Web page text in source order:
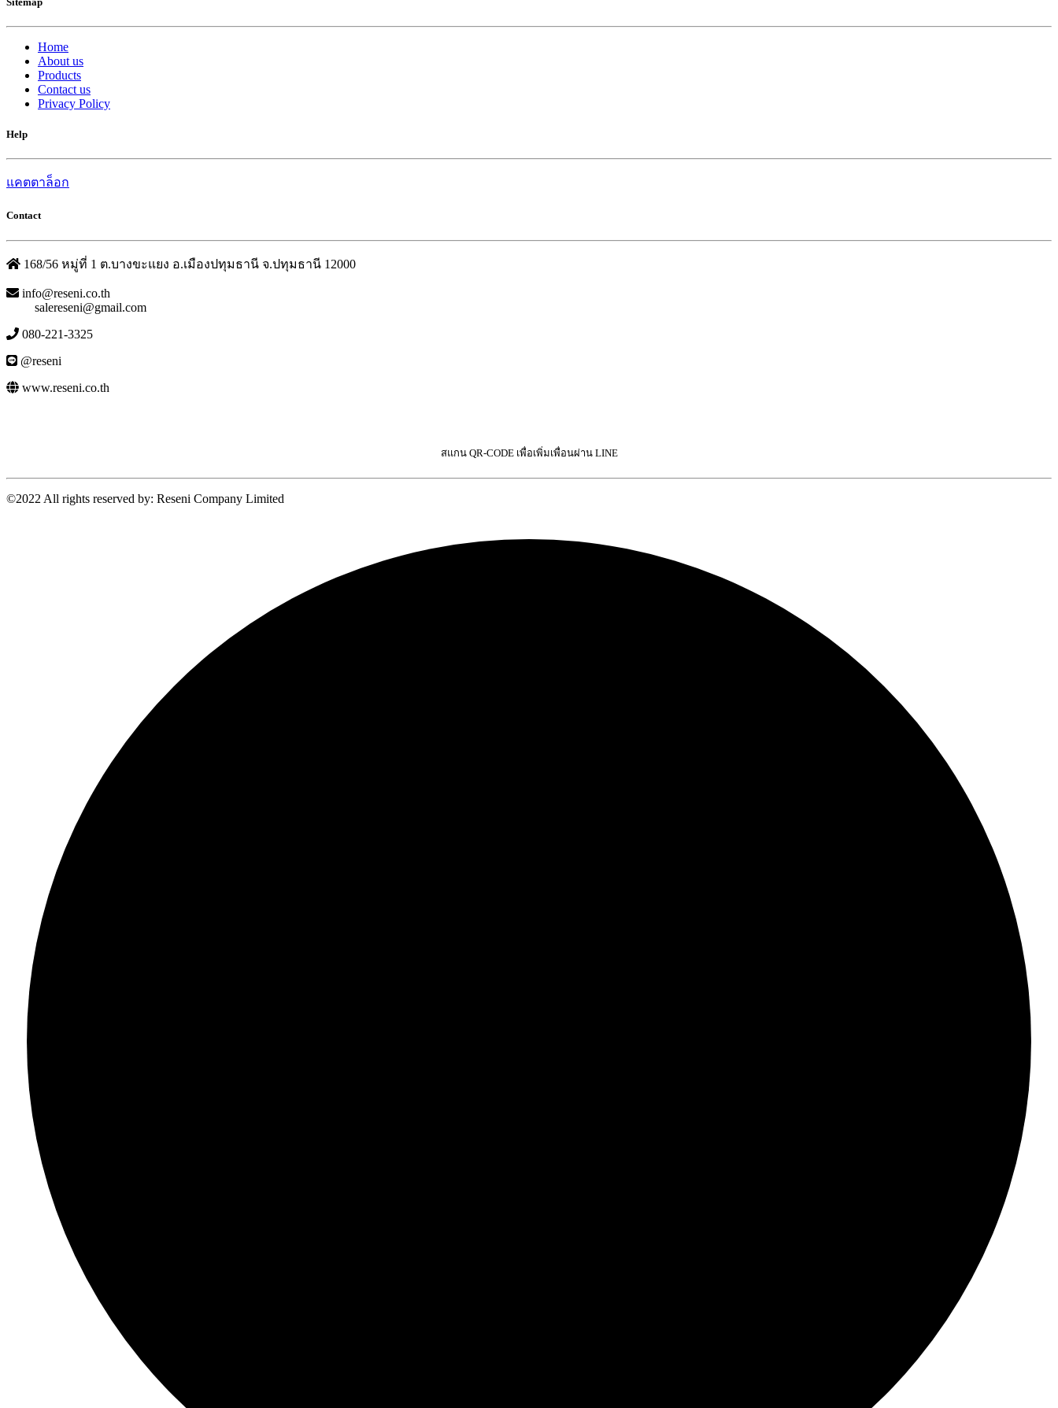
Home
About us
Products
Contact us
Privacy Policy
Help
แคตตาล็อก
Contact
168/56 หมู่ที่ 1 ต.บางขะแยง อ.เมืองปทุมธานี จ.ปทุมธานี 12000
info@reseni.co.th
salereseni@gmail.com
080-221-3325
@reseni
www.reseni.co.th
สแกน QR-CODE เพื่อเพิ่มเพื่อนผ่าน LINE
©2022 All rights reserved by: Reseni Company Limited